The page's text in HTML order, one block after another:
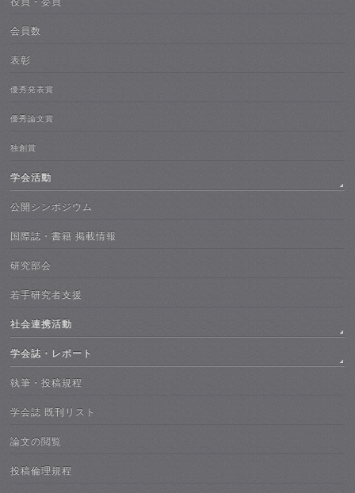
会員数
表彰
優秀発表賞
優秀論文賞
独創賞
学会活動
公開シンポジウム
国際誌・書籍 掲載情報
研究部会
若手研究者支援
社会連携活動
学会誌・レポート
執筆・投稿規程
学会誌 既刊リスト
論文の閲覧
投稿倫理規程